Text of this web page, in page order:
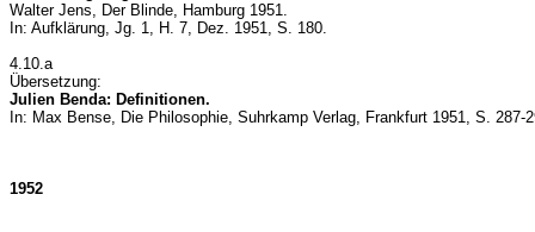
Walter Jens, Der Blinde, Hamburg 1951.
In: Aufklärung, Jg. 1, H. 7, Dez. 1951, S. 180.
4.10.a
Übersetzung:
Julien Benda: Definitionen.
In: Max Bense, Die Philosophie, Suhrkamp Verlag, Frankfurt 1951, S. 287-
1952